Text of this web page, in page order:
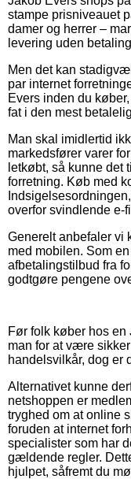
stampe prisniveauet
damer og herrer –
levering uden
Men det kan
par internet
Evers inden du
fat i den mest
Man skal imidlertid
markedsfører varer
letkøbt, så kunne det
forretning. Køb med
overfor svindlende e-
Generelt anbefaler vi
med mobilen. Som
afbetalingstilbud fra
godtgøre pengene
Før folk køber hos
man for at være
handelsvilkår, dog er
Alternativet kunne
netshoppen er
tryghed om at online
foruden at internet
specialister som har
gældende regler.
hjulpet, såfremt du